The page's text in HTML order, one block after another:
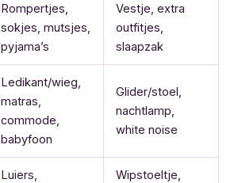
Rompertjes,
sokjes, mutsjes,
pyjama’s
Vestje, extra
outfitjes,
slaapzak
Ledikant/wieg,
matras,
commode,
babyfoon
Glider/stoel,
nachtlamp,
white noise
Luiers,
Wipstoeltje,